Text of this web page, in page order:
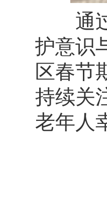
通过“
护意识
区春节
持续关
老年人